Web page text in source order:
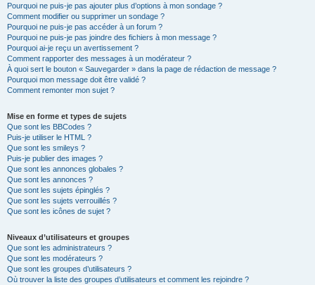
Pourquoi ne puis-je pas ajouter plus d’options à mon sondage ?
Comment modifier ou supprimer un sondage ?
Pourquoi ne puis-je pas accéder à un forum ?
Pourquoi ne puis-je pas joindre des fichiers à mon message ?
Pourquoi ai-je reçu un avertissement ?
Comment rapporter des messages à un modérateur ?
À quoi sert le bouton « Sauvegarder » dans la page de rédaction de message ?
Pourquoi mon message doit être validé ?
Comment remonter mon sujet ?
Mise en forme et types de sujets
Que sont les BBCodes ?
Puis-je utiliser le HTML ?
Que sont les smileys ?
Puis-je publier des images ?
Que sont les annonces globales ?
Que sont les annonces ?
Que sont les sujets épinglés ?
Que sont les sujets verrouillés ?
Que sont les icônes de sujet ?
Niveaux d’utilisateurs et groupes
Que sont les administrateurs ?
Que sont les modérateurs ?
Que sont les groupes d’utilisateurs ?
Où trouver la liste des groupes d’utilisateurs et comment les rejoindre ?